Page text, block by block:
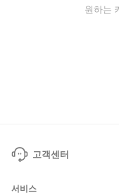
원하는
고객센터
서비스